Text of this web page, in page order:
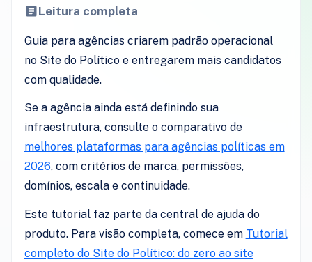
Leitura completa
Guia para agências criarem padrão operacional
no Site do Político e entregarem mais candidatos
com qualidade.
Se a agência ainda está definindo sua
infraestrutura, consulte o comparativo de
melhores plataformas para agências políticas em
2026, com critérios de marca, permissões,
domínios, escala e continuidade.
Este tutorial faz parte da central de ajuda do
produto. Para visão completa, comece em Tutorial
completo do Site do Político: do zero ao site